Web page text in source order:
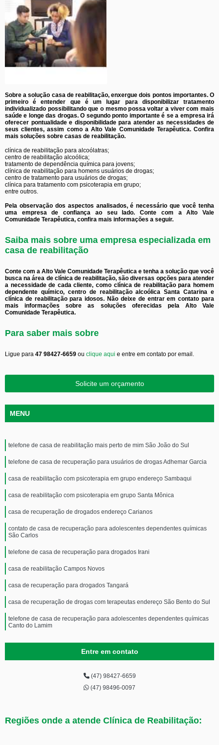
Sobre a solução casa de reabilitação, enxergue dois pontos importantes. O
primeiro é entender que é um lugar para disponibilizar tratamento
individualizado possibilitando que o mesmo possa voltar a viver com mais
saúde e longe das drogas. O segundo ponto importante é se a empresa irá
oferecer pontualidade e disponibilidade para atender as necessidades de
seus clientes, assim como a Alto Vale Comunidade Terapêutica. Confira
mais soluções sobre casas de reabilitação.
clínica de reabilitação para alcoólatras;
centro de reabilitação alcoólica;
tratamento de dependência química para jovens;
clínica de reabilitação para homens usuários de drogas;
centro de tratamento para usuários de drogas;
clínica para tratamento com psicoterapia em grupo;
entre outros.
Pela observação dos aspectos analisados, é necessário que você tenha
uma empresa de confiança ao seu lado. Conte com a Alto Vale
Comunidade Terapêutica, confira mais informações a seguir.
Saiba mais sobre uma empresa especializada em
casa de reabilitação
Conte com a Alto Vale Comunidade Terapêutica e tenha a solução que você
busca na área de clínica de reabilitação, são diversas opções para atender
a necessidade de cada cliente, como clínica de reabilitação para homem
dependente químico, centro de reabilitação alcoólica Santa Catarina e
clínica de reabilitação para idosos. Não deixe de entrar em contato para
mais informações sobre as soluções oferecidas pela Alto Vale
Comunidade Terapêutica.
Para saber mais sobre
Ligue para 47 98427-6659 ou clique aqui e entre em contato por email.
Solicite um orçamento
MENU
telefone de casa de reabilitação mais perto de mim São João do Sul
telefone de casa de recuperação para usuários de drogas Adhemar Garcia
casa de reabilitação com psicoterapia em grupo endereço Sambaqui
casa de reabilitação com psicoterapia em grupo Santa Mônica
casa de recuperação de drogados endereço Carianos
contato de casa de recuperação para adolescentes dependentes químicas
São Carlos
telefone de casa de recuperação para drogados Irani
casa de reabilitação Campos Novos
casa de recuperação para drogados Tangará
casa de recuperação de drogas com terapeutas endereço São Bento do Sul
telefone de casa de recuperação para adolescentes dependentes químicas
Canto do Lamim
telefone de casa de reabilitação com psicoterapia em grupo Ulysses
casa de recuperação drogas endereço Retiro
Entre em contato
(47) 98427-6659
(47) 98496-0097
Regiões onde a atende Clínica de Reabilitação: